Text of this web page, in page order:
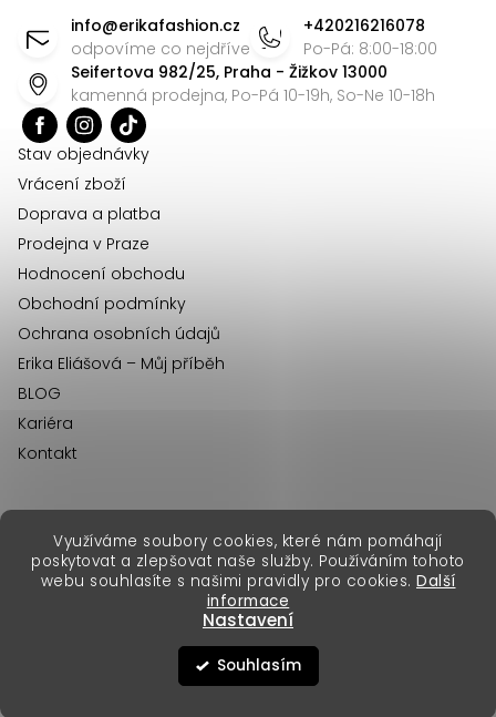
Využíváme soubory cookies, které nám pomáhají
poskytovat a zlepšovat naše služby. Používáním tohoto
webu souhlasíte s našimi pravidly pro cookies. Další
informace
Nastavení
Souhlasím
info@erikafashion.cz
odpovíme co nejdříve
+420216216078
Po-Pá: 8:00-18:00
Seifertova 982/25, Praha - Žižkov 13000
kamenná prodejna, Po-Pá 10-19h, So-Ne 10-18h
Stav objednávky
Vrácení zboží
Doprava a platba
Prodejna v Praze
Hodnocení obchodu
Obchodní podmínky
Ochrana osobních údajů
Erika Eliášová – Můj příběh
BLOG
Kariéra
Kontakt
Vytvořil Shoptet Premium
Copyright 2026Erika Fashion. Všechna práva vyhrazena.
erikafashion.sk